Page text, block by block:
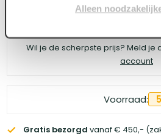
AlleenLog in voor
Wil je de scherpste prijs? Meld je
account
Voorraad: 5
Gratis bezorgd vanaf € 450,-